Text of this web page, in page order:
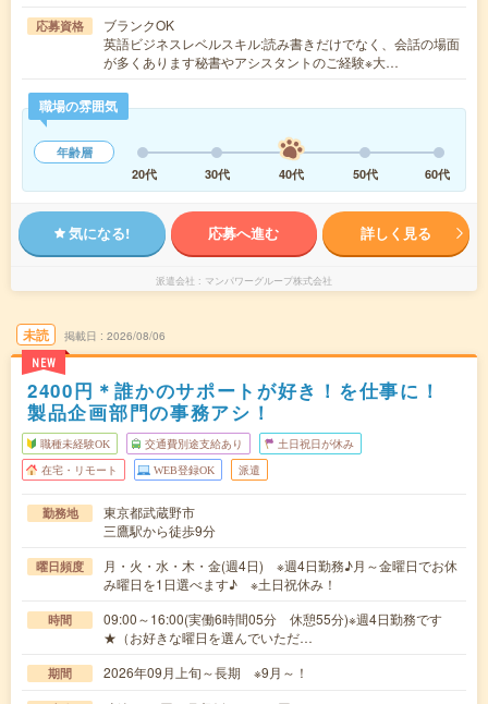
応募資格
ブランクOK
英語ビジネスレベルスキル:読み書きだけでなく、会話の場面
が多くあります秘書やアシスタントのご経験※大…
職場の雰囲気
年齢層
20代
30代 40代 50代 60代
気になる! 応募へ進む 詳しく見る
派遣会社 マンパワーグループ株式会社
未読
NEW
掲載日 2026/08/06
2400円＊誰かのサポートが好き！を仕事に！
製品企画部門の事務アシ！
職種未経験OK 交通費別途支給あり 土日祝日が休み
在宅・リモート WEB登録OK 派遣
勤務地
東京都武蔵野市
三鷹駅から徒歩9分
曜日頻度
月・火・水・木・金(週4日) ※週4日勤務♪月～金曜日でお休
み曜日を1日選べます♪ ※土日祝休み！
時間
09:00～16:00(実働6時間05分 休憩55分)※週4日勤務です
★（お好きな曜日を選んでいただ…
期間 2026年09月上旬～長期 ※9月～！